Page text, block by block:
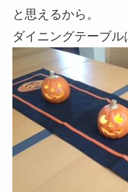
と思えるから。
ダイニングテーブル